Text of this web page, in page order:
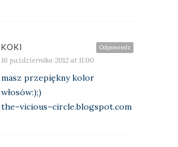
Odpowiedz
KOKI
16 października 2012 at 11:00
masz przepiękny kolor
włosów:);)
the–vicious–circle.blogspot.com